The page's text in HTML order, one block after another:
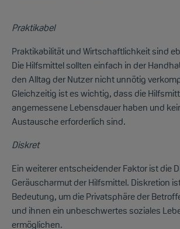
Praktikabel
Praktikabilität und Wirtschaftlichkeit sind
Die Hilfsmittel sollten einfach in der
den Alltag der Nutzer nicht unnötig
Gleichzeitig ist es wichtig, dass die
angemessene Lebensdauer haben und
Austausche erforderlich sind.
Diskret
Ein weiterer entscheidender Faktor ist die
Geräuscharmut der Hilfsmittel. Diskretion
Bedeutung, um die Privatsphäre der
und ihnen ein unbeschwertes soziales
ermöglichen.